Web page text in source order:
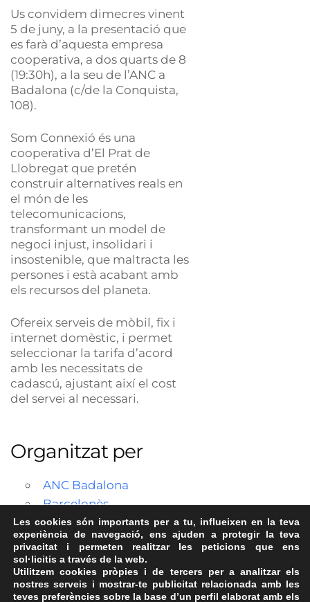
Us convidem dimecres vinent
5 de juny, a la presentació que
es farà d’aquesta empresa
cooperativa, a dos quarts de 8
(19:30h), a la seu de l’ANC a
Badalona (c/de la Conquista,
108).
Som Connexió és una
cooperativa d’El Prat de
Llobregat que pretén
construir alternatives reals en
el món de les
telecomunicacions,
transformant un model de
negoci injust, insolidari i
insostenible, que maltracta les
persones i està acabant amb
els recursos del planeta.
Ofereix serveis de mòbil, fix i
internet domèstic, i permet
seleccionar la tarifa d’acord
amb les necessitats de
cadascú, ajustant així el cost
del servei al necessari.
Organitzat per
ANC Badalona
Barcelonès
Les cookies són importants per a tu, influeixen en la teva
experiència de navegació, ens ajuden a protegir la teva
privacitat i permeten realitzar les peticions que ens
sol·licitis a través de la web.
Utilitzem cookies pròpies i de tercers per a analitzar els
nostres serveis i mostrar-te publicitat relacionada amb les
teves preferències sobre la base d’un perfil elaborat amb els